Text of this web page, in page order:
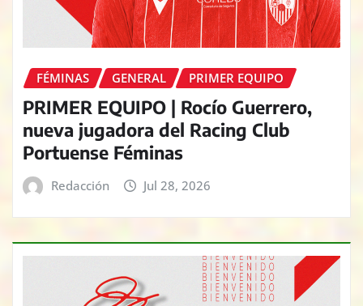
FÉMINAS GENERAL PRIMER EQUIPO
PRIMER EQUIPO | Rocío Guerrero,
nueva jugadora del Racing Club
Portuense Féminas
Redacción Jul 28, 2026